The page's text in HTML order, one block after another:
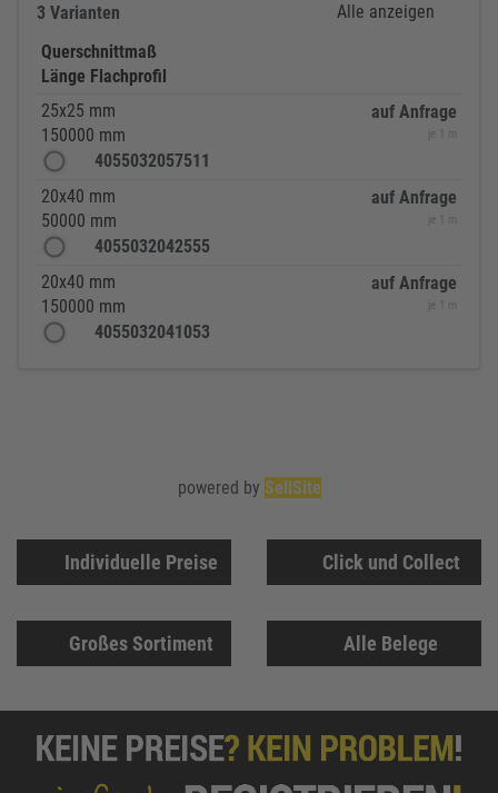
3 Varianten
Alle anzeigen
Querschnittmaß
Länge Flachprofil
25x25 mm
150000 mm
4055032057511
auf Anfrage
je 1 m
20x40 mm
50000 mm
4055032042555
auf Anfrage
je 1 m
20x40 mm
150000 mm
4055032041053
auf Anfrage
je 1 m
Individuelle Preise Click und Collect
Großes Sortiment Alle Belege
powered by SellSite